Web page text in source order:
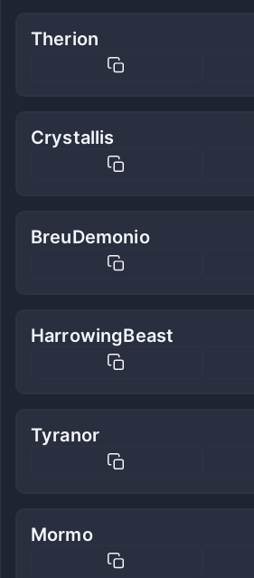
Therion
Crystallis
BreuDemonio
HarrowingBeast
Tyranor
Mormo